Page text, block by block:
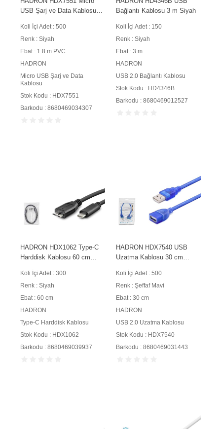
USB Şarj ve Data Kablosu
Koli İçi Adet : 500
Renk : Siyah
Ebat : 1.8 m PVC
HADRON
Micro USB Şarj ve Data
Kablosu
Stok Kodu : HDX7551
Barkodu : 8680469034307
Bağlantı Kablosu 3 m Siyah
Koli İçi Adet : 150
Renk : Siyah
Ebat : 3 m
HADRON
USB 2.0 Bağlantı Kablosu
Stok Kodu : HD4346B
Barkodu : 8680469012527
HADRON HDX1062 Type-C
Harddisk Kablosu 60 cm
Koli İçi Adet : 300
Renk : Siyah
Ebat : 60 cm
HADRON
Type-C Harddisk Kablosu
Stok Kodu : HDX1062
Barkodu : 8680469039937
HADRON HDX7540 USB
Uzatma Kablosu 30 cm
Koli İçi Adet : 500
Renk : Şeffaf Mavi
Ebat : 30 cm
HADRON
USB 2.0 Uzatma Kablosu
Stok Kodu : HDX7540
Barkodu : 8680469031443